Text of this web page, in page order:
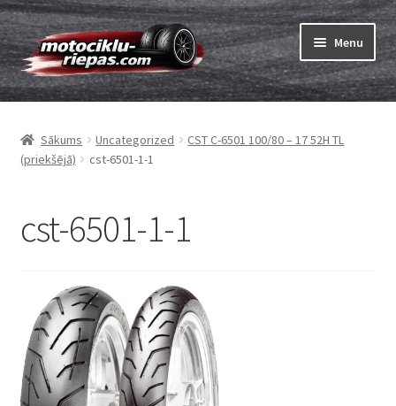
Skip
to
navigation
Skip
to
content
Menu
Riepas
Expand
Kameras
Viss par riepām
Zīmoli
Kontakti
Sākums Uncategorized
CST C-6501 100/80 – 17 52H TL
(priekšējā)
cst-6501-1-1
cst-6501-1-1